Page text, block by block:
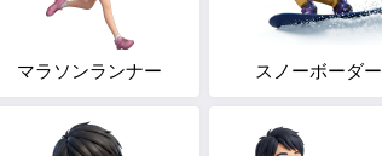
マラソンランナー スノーボーダー